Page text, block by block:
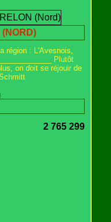
région : L'Avesnois,
Plutôt
on doit se réjouir de
2 765 299